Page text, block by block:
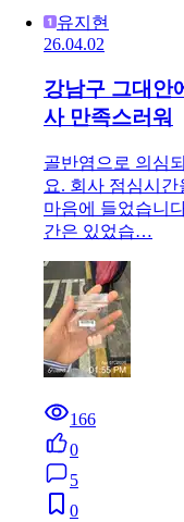
유지현
26.04.02
강남구 그대안
사 만족스러워
골반염으로 의심
요. 회사 점심시
마음에 들었습니
간은 있었습…
166
0
5
0